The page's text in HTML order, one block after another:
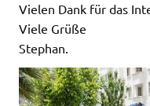
Vielen Dank für das
Viele Grüße
Stephan.